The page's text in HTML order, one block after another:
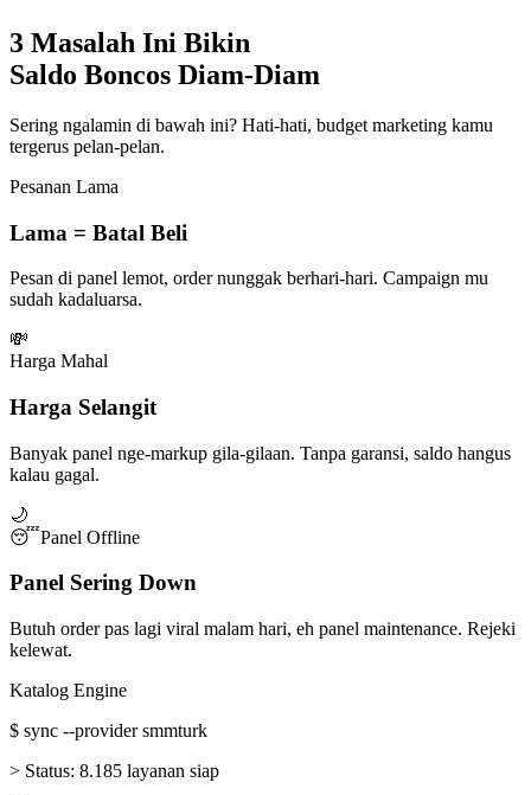
3 Masalah Ini Bikin
Saldo Boncos Diam-Diam
Sering ngalamin di bawah ini? Hati-hati, budget marketing kamu
tergerus pelan-pelan.
Pesanan Lama
Lama = Batal Beli
Pesan di panel lemot, order nunggak berhari-hari. Campaign mu
sudah kadaluarsa.
💸
Harga Mahal
Harga Selangit
Banyak panel nge-markup gila-gilaan. Tanpa garansi, saldo hangus
kalau gagal.
🌙
😴Panel Offline
Panel Sering Down
Butuh order pas lagi viral malam hari, eh panel maintenance. Rejeki
kelewat.
Katalog Engine
$ sync --provider smmturk
> Status: 8.185 layanan siap